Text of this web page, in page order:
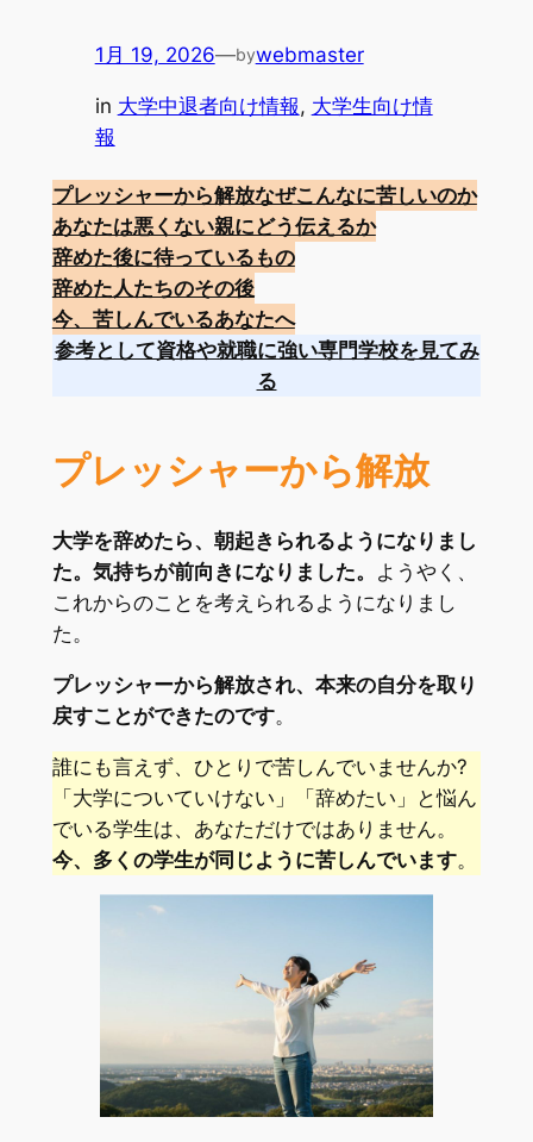
1月 19, 2026—bywebmaster
in 大学中退者向け情報, 大学生向け情
報
プレッシャーから解放なぜこんなに苦しいのか
あなたは悪くない親にどう伝えるか
辞めた後に待っているもの
辞めた人たちのその後
今、苦しんでいるあなたへ
参考として資格や就職に強い専門学校を見てみ
る
プレッシャーから解放
大学を辞めたら、朝起きられるようになりまし
た。気持ちが前向きになりました。
ようやく、
これからのことを考えられるようになりまし
た。
プレッシャーから解放され、本来の自分を取り
戻すことができたのです。
誰にも言えず、ひとりで苦しんでいませんか?
「大学についていけない」「辞めたい」と悩ん
でいる学生は、あなただけではありません。
今、多くの学生が同じように苦しんでいます。